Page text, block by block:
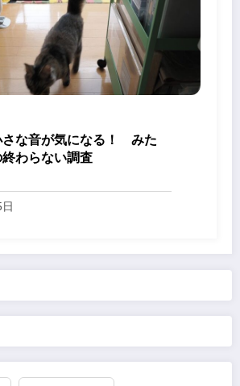
さな音が気になる！ みた
終わらない調査